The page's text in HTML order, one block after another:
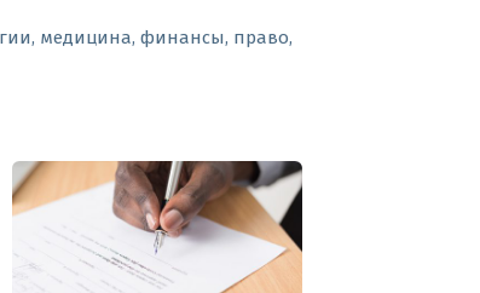
медицина, финансы, право,